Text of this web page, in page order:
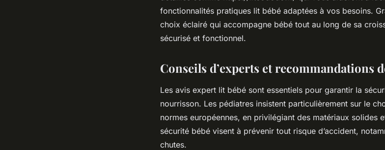
fonctionnalités pratiques lit bébé adaptées à vos besoins.
choix éclairé qui accompagne bébé tout au long de sa
sécurisé et fonctionnel.
Conseils d’experts et recommandations
Les avis expert lit bébé sont essentiels pour garantir la
nourrisson. Les pédiatres insistent particulièrement sur le
normes européennes, en privilégiant des matériaux solides
sécurité bébé visent à prévenir tout risque d’accident,
chutes.